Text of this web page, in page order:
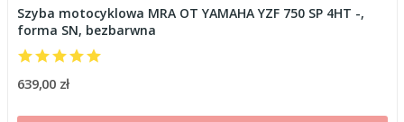
Szyba motocyklowa MRA OT YAMAHA YZF 750 SP 4HT -,
forma SN, bezbarwna
639,00 zł